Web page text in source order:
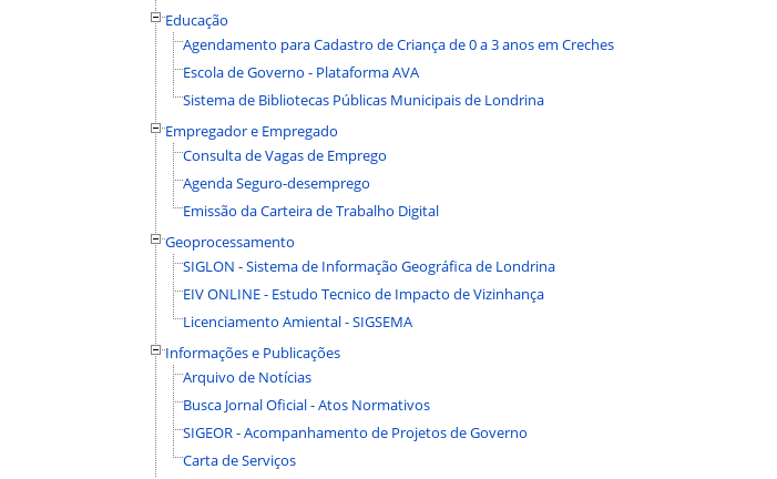
Educação
Agendamento para Cadastro de Criança de 0 a 3 anos em Creches
Escola de Governo - Plataforma AVA
Sistema de Bibliotecas Públicas Municipais de Londrina
Empregador e Empregado
Consulta de Vagas de Emprego
Agenda Seguro-desemprego
Emissão da Carteira de Trabalho Digital
Geoprocessamento
SIGLON - Sistema de Informação Geográfica de Londrina
EIV ONLINE - Estudo Tecnico de Impacto de Vizinhança
Licenciamento Amiental - SIGSEMA
Informações e Publicações
Arquivo de Notícias
Busca Jornal Oficial - Atos Normativos
SIGEOR - Acompanhamento de Projetos de Governo
Carta de Serviços